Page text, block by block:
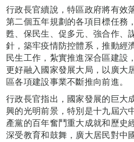
行政長官續說，特區政府將有效
第二個五年規劃的各項目標任務
甦、保民生、促多元、強合作、
針，築牢疫情防控體系，推動經
民生工作，紮實推進深合區建設
更好融入國家發展大局，以廣大
區各項建設事業不斷推向前進。
行政長官指出，國家發展的巨大
興的光明前景，特別是十九屆六
產黨的百年奮鬥重大成就和歷史
深受教育和鼓舞，廣大居民對中